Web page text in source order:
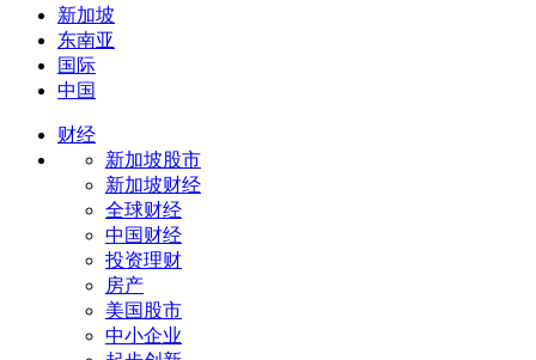
新加坡
东南亚
国际
中国
财经
新加坡股市
新加坡财经
全球财经
中国财经
投资理财
房产
美国股市
中小企业